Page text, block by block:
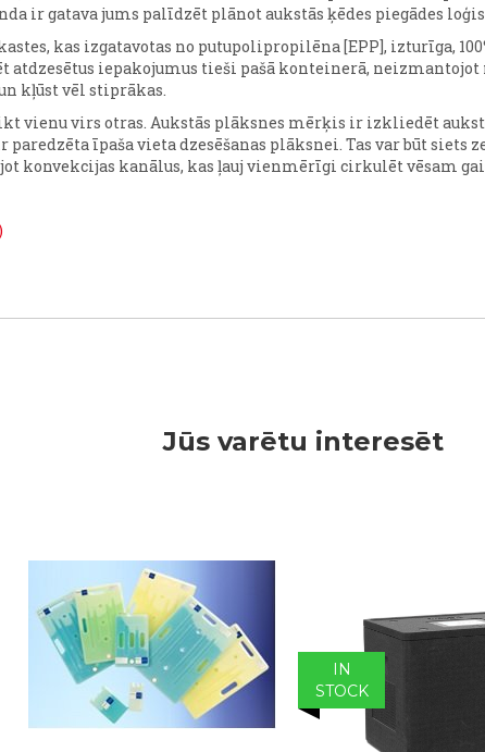
ir gatava jums palīdzēt plānot aukstās ķēdes piegādes
kas izgatavotas no putupolipropilēna [EPP], izturīga,
iepakojumus tieši pašā konteinerā, neizmantojot
kļūst vēl stiprākas.
vienu virs otras. Aukstās plāksnes mērķis ir izkliedēt
īpaša vieta dzesēšanas plāksnei. Tas var būt siets
konvekcijas kanālus, kas ļauj vienmērīgi cirkulēt vēsam
Jūs varētu interesēt
IN
STOCK